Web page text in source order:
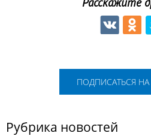
Расскажите
ПОДПИСАТЬСЯ
Рубрика новостей